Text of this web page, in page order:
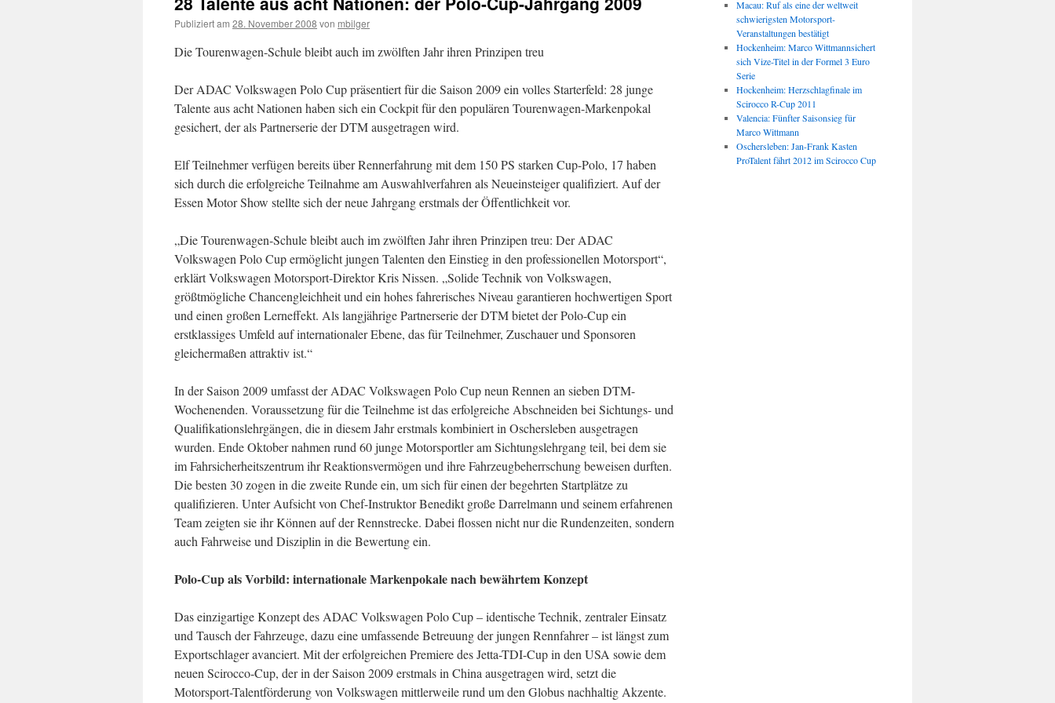
Publiziert am 28. November 2008 von mbilger
Die Tourenwagen-Schule bleibt auch im zwölften Jahr ihren Prinzipen treu
Der ADAC Volkswagen Polo Cup präsentiert für die Saison 2009 ein volles Starterfeld: 28 junge
Talente aus acht Nationen haben sich ein Cockpit für den populären Tourenwagen-Markenpokal
gesichert, der als Partnerserie der DTM ausgetragen wird.
Elf Teilnehmer verfügen bereits über Rennerfahrung mit dem 150 PS starken Cup-Polo, 17 haben
sich durch die erfolgreiche Teilnahme am Auswahlverfahren als Neueinsteiger qualifiziert. Auf der
Essen Motor Show stellte sich der neue Jahrgang erstmals der Öffentlichkeit vor.
„Die Tourenwagen-Schule bleibt auch im zwölften Jahr ihren Prinzipen treu: Der ADAC
Volkswagen Polo Cup ermöglicht jungen Talenten den Einstieg in den professionellen Motorsport“,
erklärt Volkswagen Motorsport-Direktor Kris Nissen. „Solide Technik von Volkswagen,
größtmögliche Chancengleichheit und ein hohes fahrerisches Niveau garantieren hochwertigen Sport
und einen großen Lerneffekt. Als langjährige Partnerserie der DTM bietet der Polo-Cup ein
erstklassiges Umfeld auf internationaler Ebene, das für Teilnehmer, Zuschauer und Sponsoren
gleichermaßen attraktiv ist.“
In der Saison 2009 umfasst der ADAC Volkswagen Polo Cup neun Rennen an sieben DTM-
Wochenenden. Voraussetzung für die Teilnehme ist das erfolgreiche Abschneiden bei Sichtungs- und
Qualifikationslehrgängen, die in diesem Jahr erstmals kombiniert in Oschersleben ausgetragen
wurden. Ende Oktober nahmen rund 60 junge Motorsportler am Sichtungslehrgang teil, bei dem sie
im Fahrsicherheitszentrum ihr Reaktionsvermögen und ihre Fahrzeugbeherrschung beweisen durften.
Die besten 30 zogen in die zweite Runde ein, um sich für einen der begehrten Startplätze zu
qualifizieren. Unter Aufsicht von Chef-Instruktor Benedikt große Darrelmann und seinem erfahrenen
Team zeigten sie ihr Können auf der Rennstrecke. Dabei flossen nicht nur die Rundenzeiten, sondern
auch Fahrweise und Disziplin in die Bewertung ein.
Polo-Cup als Vorbild: internationale Markenpokale nach bewährtem Konzept
Das einzigartige Konzept des ADAC Volkswagen Polo Cup – identische Technik, zentraler Einsatz
und Tausch der Fahrzeuge, dazu eine umfassende Betreuung der jungen Rennfahrer – ist längst zum
Exportschlager avanciert. Mit der erfolgreichen Premiere des Jetta-TDI-Cup in den USA sowie dem
neuen Scirocco-Cup, der in der Saison 2009 erstmals in China ausgetragen wird, setzt die
Motorsport-Talentförderung von Volkswagen mittlerweile rund um den Globus nachhaltig Akzente.
Macau: Ruf als eine der weltweit
schwierigsten Motorsport-
Veranstaltungen bestätigt
Hockenheim: Marco Wittmannsichert
sich Vize-Titel in der Formel 3 Euro
Serie
Hockenheim: Herzschlagfinale im
Scirocco R-Cup 2011
Valencia: Fünfter Saisonsieg für
Marco Wittmann
Oschersleben: Jan-Frank Kasten
ProTalent fährt 2012 im Scirocco Cup